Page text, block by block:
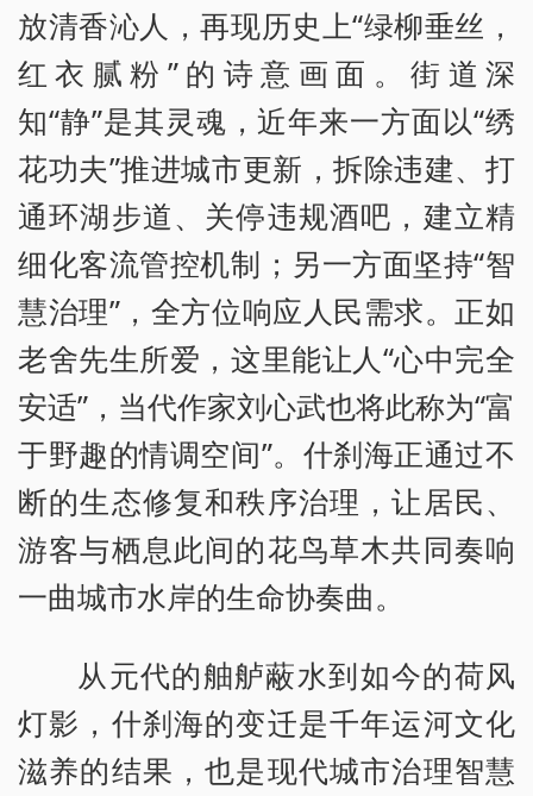
放清香沁人，再现历史上“绿柳垂丝，
红衣腻粉”的诗意画面。街道深
知“静”是其灵魂，近年来一方面以“绣
花功夫”推进城市更新，拆除违建、打
通环湖步道、关停违规酒吧，建立精
细化客流管控机制；另一方面坚持“智
慧治理”，全方位响应人民需求。正如
老舍先生所爱，这里能让人“心中完全
安适”，当代作家刘心武也将此称为“富
于野趣的情调空间”。什刹海正通过不
断的生态修复和秩序治理，让居民、
游客与栖息此间的花鸟草木共同奏响
一曲城市水岸的生命协奏曲。
从元代的舳舻蔽水到如今的荷风
灯影，什刹海的变迁是千年运河文化
滋养的结果，也是现代城市治理智慧